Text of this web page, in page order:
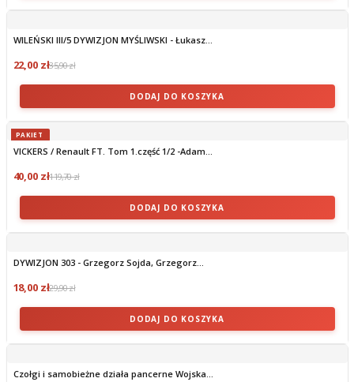
WILEŃSKI III/5 DYWIZJON MYŚLIWSKI - Łukasz...
22,00 zł35,90 zł
DODAJ DO KOSZYKA
PAKIET
VICKERS / Renault FT. Tom 1.część 1/2 -Adam...
40,00 zł119,70 zł
DODAJ DO KOSZYKA
DYWIZJON 303 - Grzegorz Sojda, Grzegorz...
18,00 zł29,90 zł
DODAJ DO KOSZYKA
Czołgi i samobieżne działa pancerne Wojska...